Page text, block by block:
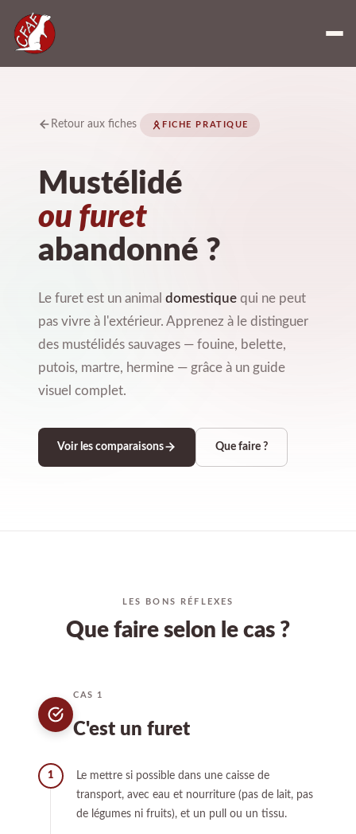
Retour aux fiches FICHE PRATIQUE
Mustélidé
ou furet
abandonné ?
Le furet est un animal domestique qui ne peut
pas vivre à l'extérieur. Apprenez à le distinguer
des mustélidés sauvages — fouine, belette,
putois, martre, hermine — grâce à un guide
visuel complet.
Voir les comparaisons Que faire ?
LES BONS RÉFLEXES
Que faire selon le cas ?
CAS 1
C'est un furet
1
Le mettre si possible dans une caisse de
transport, avec eau et nourriture (pas de lait, pas
de légumes ni fruits), et un pull ou un tissu.